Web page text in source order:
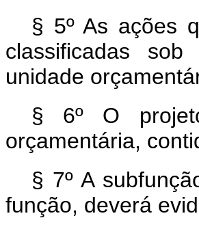
§ 5º As ações
classificadas
unidade
§ 6º O
orçamentária,
§ 7º A
função, deverá